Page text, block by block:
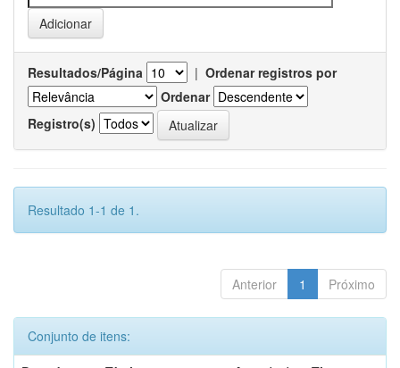
Resultados/Página | Ordenar registros por
Ordenar
Registro(s)
Resultado 1-1 de 1.
Anterior 1 Próximo
Conjunto de itens: